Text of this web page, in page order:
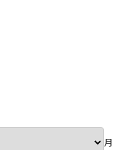
月